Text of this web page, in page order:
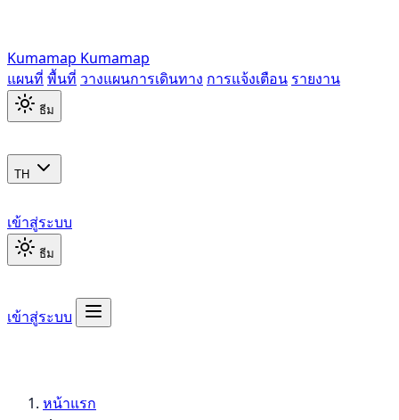
Kumamap Kumamap
แผนที่ พื้นที่ วางแผนการเดินทาง การแจ้งเตือน รายงาน
ธีม
TH
เข้าสู่ระบบ
ธีม
เข้าสู่ระบบ
หน้าแรก